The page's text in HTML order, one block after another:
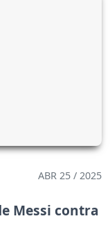
ABR 25 / 2025
Messi contra